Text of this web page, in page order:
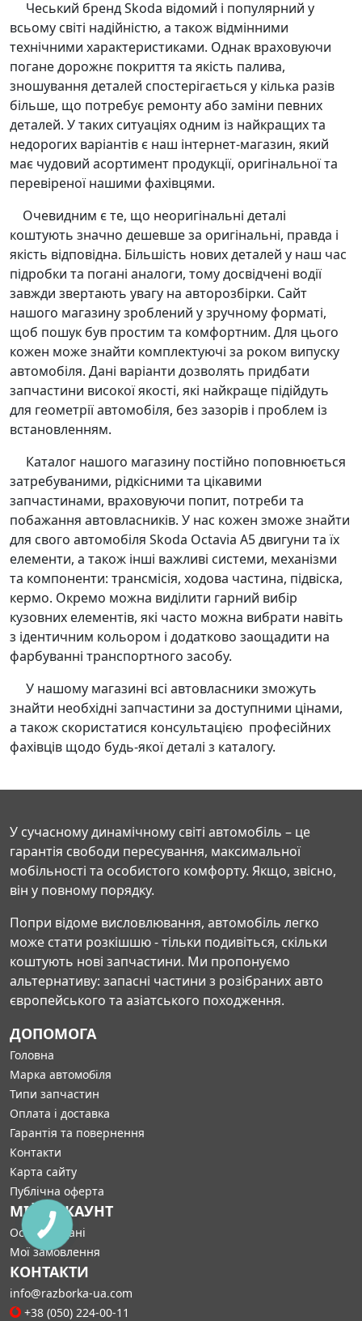
Чеський бренд Skoda відомий і популярний у
всьому світі надійністю, а також відмінними
технічними характеристиками. Однак враховуючи
погане дорожнє покриття та якість палива,
зношування деталей спостерігається у кілька разів
більше, що потребує ремонту або заміни певних
деталей. У таких ситуаціях одним із найкращих та
недорогих варіантів є наш інтернет-магазин, який
має чудовий асортимент продукції, оригінальної та
перевіреної нашими фахівцями.
Очевидним є те, що неоригінальні деталі
коштують значно дешевше за оригінальні, правда і
якість відповідна. Більшість нових деталей у наш час
підробки та погані аналоги, тому досвідчені водії
завжди звертають увагу на авторозбірки. Сайт
нашого магазину зроблений у зручному форматі,
щоб пошук був простим та комфортним. Для цього
кожен може знайти комплектуючі за роком випуску
автомобіля. Дані варіанти дозволять придбати
запчастини високої якості, які найкраще підійдуть
для геометрії автомобіля, без зазорів і проблем із
встановленням.
Каталог нашого магазину постійно поповнюється
затребуваними, рідкісними та цікавими
запчастинами, враховуючи попит, потреби та
побажання автовласників. У нас кожен зможе знайти
для свого автомобіля Skoda Octavia A5 двигуни та їх
елементи, а також інші важливі системи, механізми
та компоненти: трансмісія, ходова частина, підвіска,
кермо. Окремо можна виділити гарний вибір
кузовних елементів, які часто можна вибрати навіть
з ідентичним кольором і додатково заощадити на
фарбуванні транспортного засобу.
У нашому магазині всі автовласники зможуть
знайти необхідні запчастини за доступними цінами,
а також скористатися консультацією професійних
фахівців щодо будь-якої деталі з каталогу.
У сучасному динамічному світі автомобіль – це
гарантія свободи пересування, максимальної
мобільності та особистого комфорту. Якщо, звісно,
він у повному порядку.
Попри відоме висловлювання, автомобіль легко
може стати розкішшю - тільки подивіться, скільки
коштують нові запчастини. Ми пропонуємо
альтернативу: запасні частини з розібраних авто
європейського та азіатського походження.
ДОПОМОГА
Головна
Марка автомобіля
Типи запчастин
Оплата і доставка
Гарантія та повернення
Контакти
Карта сайту
Публічна оферта
МІЙ АККАУНТ
Особисті дані
Мої замовлення
КОНТАКТИ
info@razborka-ua.com
+38 (050) 224-00-11